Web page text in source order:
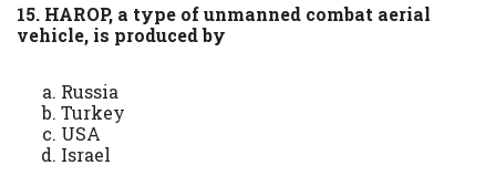
15. HAROP, a type of unmanned combat aerial
vehicle, is produced by
Russia
Turkey
USA
Israel